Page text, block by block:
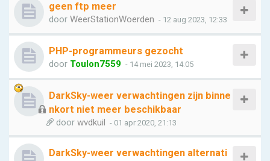
geen ftp meer
door WeerStationWoerden - 12 aug 2023, 12:33
PHP-programmeurs gezocht
door Toulon7559 - 14 mei 2023, 14:05
DarkSky-weer verwachtingen zijn binne
nkort niet meer beschikbaar
door wvdkuil - 01 apr 2020, 21:13
DarkSky-weer verwachtingen alternati